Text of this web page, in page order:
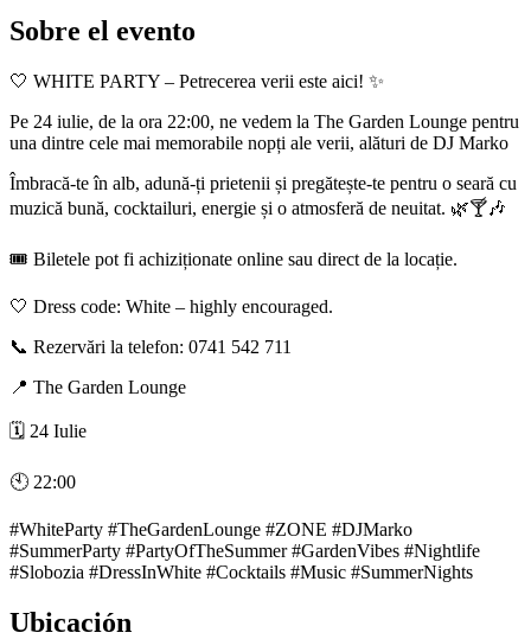
Sobre el evento
🤍 WHITE PARTY – Petrecerea verii este aici! ✨
Pe 24 iulie, de la ora 22:00, ne vedem la The Garden Lounge pentru
una dintre cele mai memorabile nopți ale verii, alături de DJ Marko
Îmbracă-te în alb, adună-ți prietenii și pregătește-te pentru o seară cu
muzică bună, cocktailuri, energie și o atmosferă de neuitat. 🌿🍸🎶
🎟️ Biletele pot fi achiziționate online sau direct de la locație.
🤍 Dress code: White – highly encouraged.
📞 Rezervări la telefon: 0741 542 711
📍 The Garden Lounge
🗓️ 24 Iulie
🕙 22:00
#WhiteParty #TheGardenLounge #ZONE #DJMarko
#SummerParty #PartyOfTheSummer #GardenVibes #Nightlife
#Slobozia #DressInWhite #Cocktails #Music #SummerNights
Ubicación